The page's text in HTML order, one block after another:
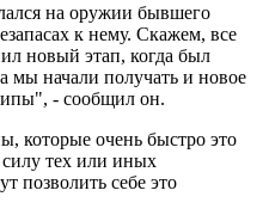
на оружии бывшего
к нему. Скажем, все
новый этап, когда был
мы начали получать и новое
- сообщил он.
которые очень быстро это
силу тех или иных
позволить себе это